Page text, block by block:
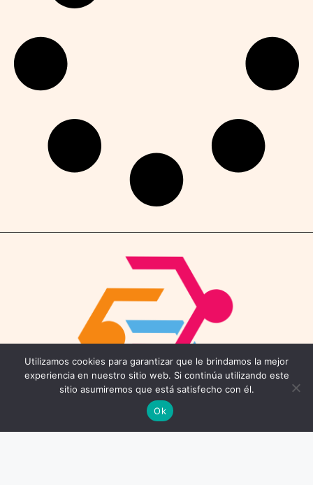
Utilizamos cookies para garantizar que le brindamos la mejor
experiencia en nuestro sitio web. Si continúa utilizando este
sitio asumiremos que está satisfecho con él.
Ok